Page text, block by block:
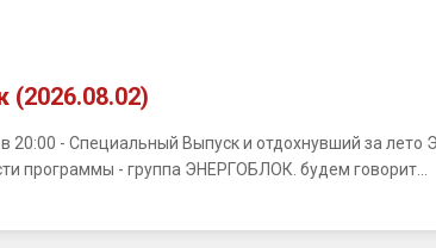
(2026.08.02)
20:00 - Специальный Выпуск и отдохнувший за лето
программы - группа ЭНЕРГОБЛОК. будем говорит...